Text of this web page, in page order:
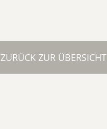
ZURÜCK ZUR ÜBERSICHT